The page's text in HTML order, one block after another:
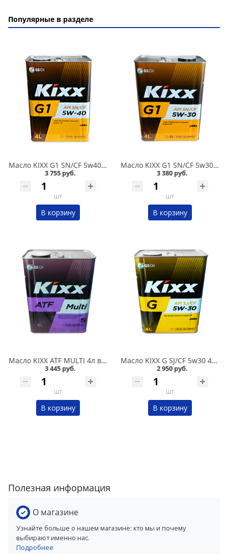
Популярные в разделе
Масло KIXX G1 SN/CF 5w40 4л синтетика в Омске
3 755 руб.
шт
В корзину
Масло KIXX G1 SN/CF 5w30 4л синтетика в Омске
3 380 руб.
шт
В корзину
Масло KIXX ATF MULTI 4л в Омске
3 445 руб.
шт
В корзину
Масло KIXX G SJ/CF 5w30 4л полусинтетика в Омске
2 950 руб.
шт
В корзину
Полезная информация
О магазине
Узнайте больше о нашем магазине: кто мы и почему
выбирают именно нас.
Подробнее